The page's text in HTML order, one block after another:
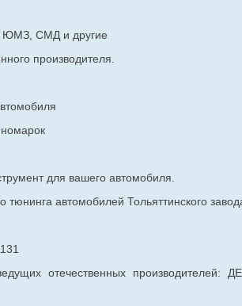
ЮМЗ, СМД и другие
производителя.
для вашего автомобиля.
тюнинга автомобилей Тольяттинского
отечественных производителей: